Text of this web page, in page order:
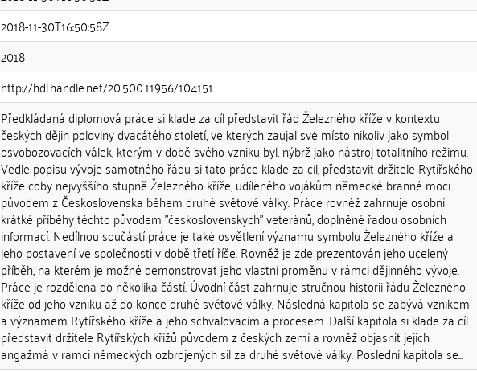
2018-11-30T16:50:58Z
2018
http://hdl.handle.net/20.500.11956/104151
Předkládaná diplomová práce si klade za cíl představit řád Železného kříže v kontextu
českých dějin poloviny dvacátého století, ve kterých zaujal své místo nikoliv jako symbol
osvobozovacích válek, kterým v době svého vzniku byl, nýbrž jako nástroj totalitního režimu.
Vedle popisu vývoje samotného řádu si tato práce klade za cíl, představit držitele Rytířského
kříže coby nejvyššího stupně Železného kříže, udíleného vojákům německé branné moci
původem z Československa během druhé světové války. Práce rovněž zahrnuje osobní
krátké příběhy těchto původem "československých" veteránů, doplněné řadou osobních
informací. Nedílnou součástí práce je také osvětlení významu symbolu Železného kříže a
jeho postavení ve společnosti v době třetí říše. Rovněž je zde prezentován jeho ucelený
příběh, na kterém je možné demonstrovat jeho vlastní proměnu v rámci dějinného vývoje.
Práce je rozdělena do několika částí. Úvodní část zahrnuje stručnou historii řádu Železného
kříže od jeho vzniku až do konce druhé světové války. Následná kapitola se zabývá vznikem
a významem Rytířského kříže a jeho schvalovacím a procesem. Další kapitola si klade za cíl
představit držitele Rytířských křížů původem z českých zemí a rovněž objasnit jejich
angažmá v rámci německých ozbrojených sil za druhé světové války. Poslední kapitola se...